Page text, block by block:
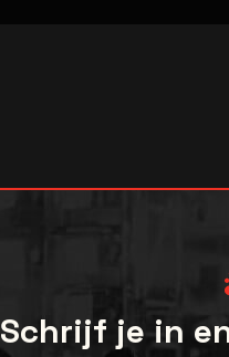
Schrijf je in